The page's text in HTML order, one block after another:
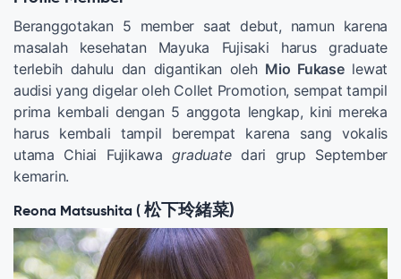
Beranggotakan 5 member saat debut, namun karena
masalah kesehatan Mayuka Fujisaki harus graduate
terlebih dahulu dan digantikan oleh Mio Fukaselewat
audisi yang digelar oleh Collet Promotion, sempat tampil
prima kembali dengan 5 anggota lengkap, kini mereka
harus kembali tampil berempat karena sang vokalis
utama Chiai Fujikawagraduatedari grup September
kemarin.
Reona Matsushita ( 松下玲緒菜)